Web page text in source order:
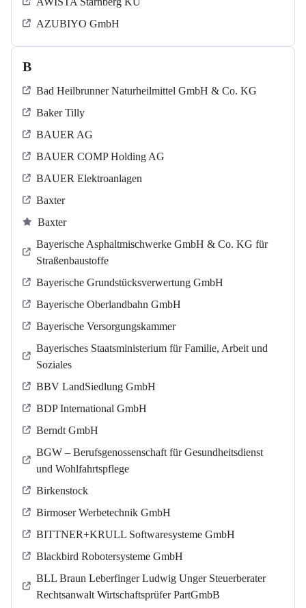
AZUBIYO GmbH
B
Bad Heilbrunner Naturheilmittel GmbH & Co. KG
Baker Tilly
BAUER AG
BAUER COMP Holding AG
BAUER Elektroanlagen
Baxter
Baxter
Bayerische Asphaltmischwerke GmbH & Co. KG für
Straßenbaustoffe
Bayerische Grundstücksverwertung GmbH
Bayerische Oberlandbahn GmbH
Bayerische Versorgungskammer
Bayerisches Staatsministerium für Familie, Arbeit und
Soziales
BBV LandSiedlung GmbH
BDP International GmbH
Berndt GmbH
BGW – Berufsgenossenschaft für Gesundheitsdienst
und Wohlfahrtspflege
Birkenstock
Birmoser Werbetechnik GmbH
BITTNER+KRULL Softwaresysteme GmbH
Blackbird Robotersysteme GmbH
BLL Braun Leberfinger Ludwig Unger Steuerberater
Rechtsanwalt Wirtschaftsprüfer PartGmbB